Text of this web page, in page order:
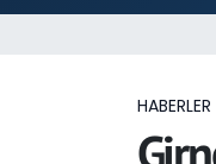
HABERLER